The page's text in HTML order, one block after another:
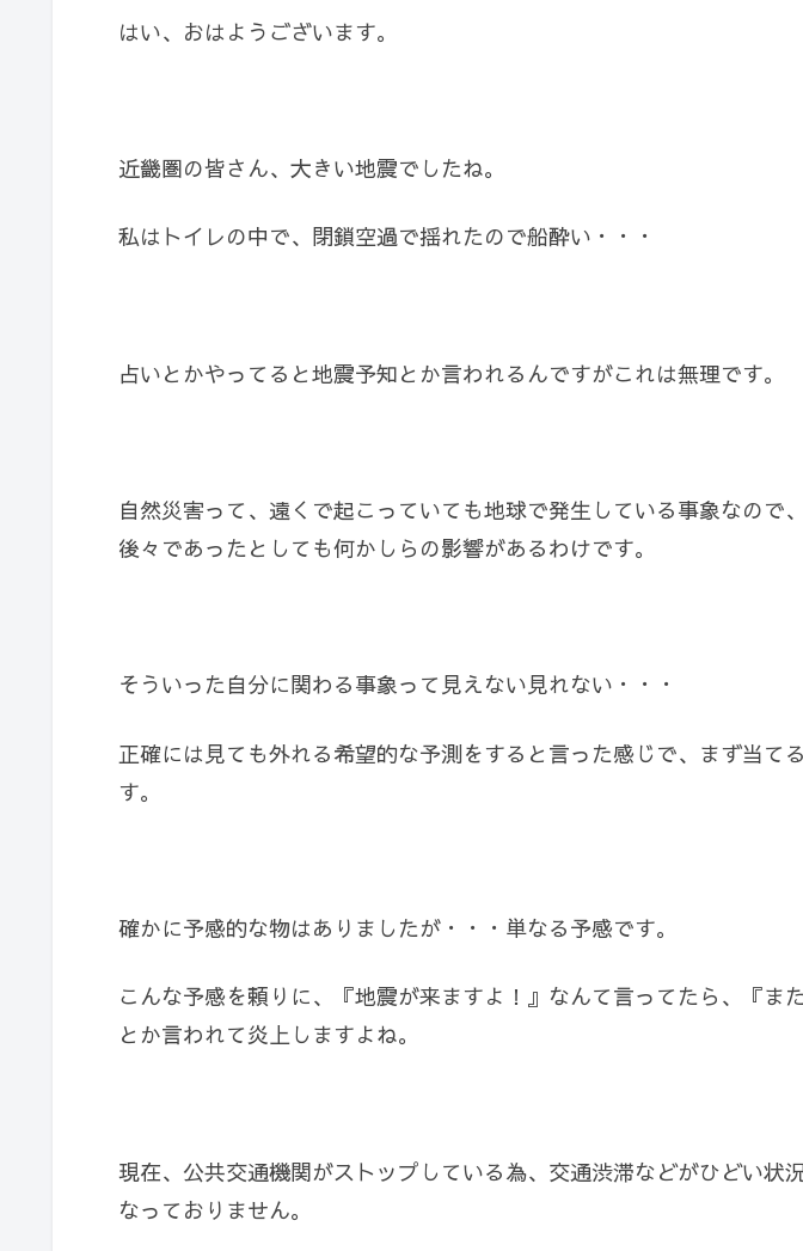
はい、おはようございます。
近畿圏の皆さん、大きい地震でしたね。
私はトイレの中で、閉鎖空過で揺れたので船酔い・・・
占いとかやってると地震予知とか言われるんですがこれは無理です。
自然災害って、遠くで起こっていても地球で発生している事象なので
後々であったとしても何かしらの影響があるわけです。
そういった自分に関わる事象って見えない見れない・・・
正確には見ても外れる希望的な予測をすると言った感じで、まず当て
す。
確かに予感的な物はありましたが・・・単なる予感です。
こんな予感を頼りに、『地震が来ますよ！』なんて言ってたら、『ま
とか言われて炎上しますよね。
現在、公共交通機関がストップしている為、交通渋滞などがひどい状
なっておりません。